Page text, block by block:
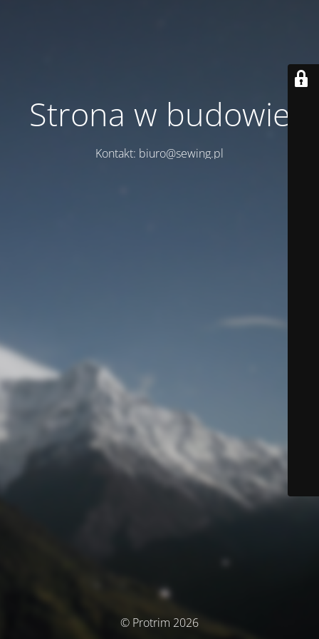
Strona w budowie
Kontakt: biuro@sewing.pl
© Protrim 2026